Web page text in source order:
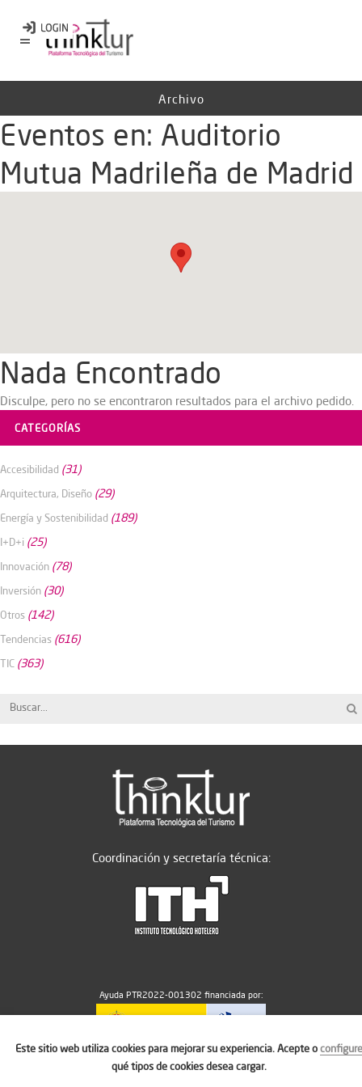
Archivo
Eventos en: Auditorio
Mutua Madrileña de Madrid
Nada Encontrado
Disculpe, pero no se encontraron resultados para el archivo pedido.
CATEGORÍAS
Accesibilidad (31)
Arquitectura, Diseño (29)
Energía y Sostenibilidad (189)
I+D+i (25)
Innovación (78)
Inversión (30)
Otros (142)
Tendencias (616)
TIC (363)
Coordinación y secretaría técnica:
Ayuda PTR2022-001302 financiada por:
MICIU/AEI/10.13039/501100011033
Este sitio web utiliza cookies para mejorar su experiencia. Acepte oconfigure
qué tipos de cookies desea cargar.